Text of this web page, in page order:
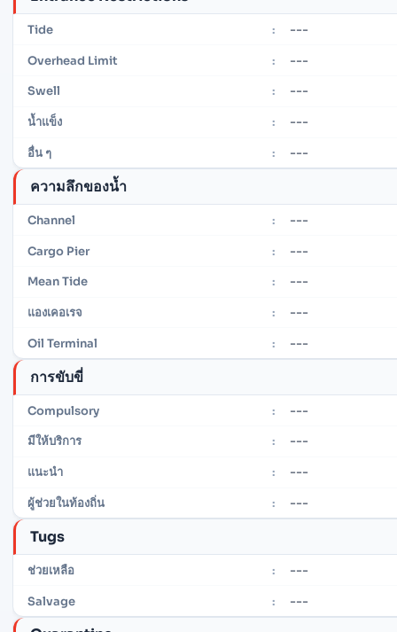
Tide : ---
Overhead Limit : ---
Swell : ---
น้ำแข็ง : ---
อื่น ๆ : ---
ความลึกของน้ำ
Channel : ---
Cargo Pier : ---
Mean Tide : ---
แองเคอเรจ : ---
Oil Terminal : ---
การขับขี่
Compulsory : ---
มีให้บริการ : ---
แนะนำ : ---
ผู้ช่วยในท้องถิ่น : ---
Tugs
ช่วยเหลือ : ---
Salvage : ---